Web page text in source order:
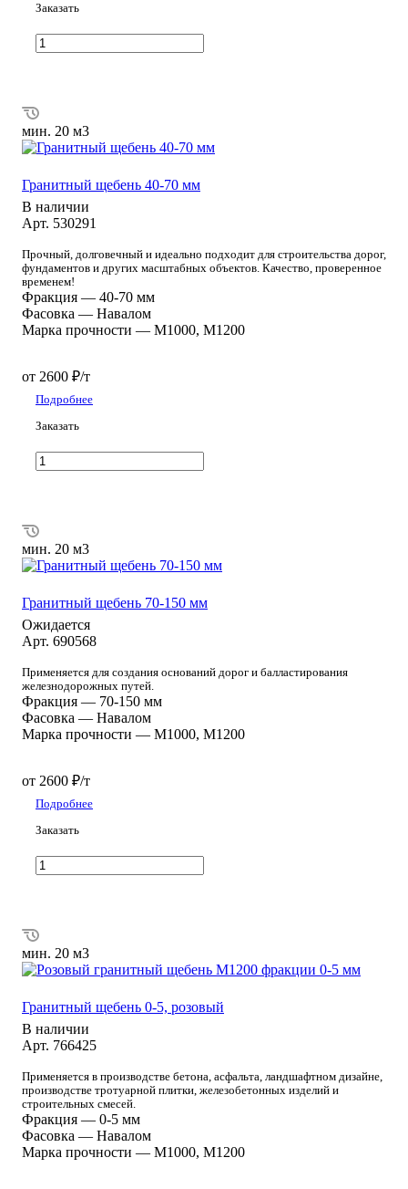
Заказать
мин. 20 м3
Гранитный щебень 40-70 мм
В наличии
Арт. 530291
Прочный, долговечный и идеально подходит для строительства дорог,
фундаментов и других масштабных объектов. Качество, проверенное
временем!
Фракция — 40-70 мм
Фасовка — Навалом
Марка прочности — М1000, М1200
от 2600 ₽/т
Подробнее
Заказать
мин. 20 м3
Гранитный щебень 70-150 мм
Ожидается
Арт. 690568
Применяется для создания оснований дорог и балластирования
железнодорожных путей.
Фракция — 70-150 мм
Фасовка — Навалом
Марка прочности — М1000, М1200
от 2600 ₽/т
Подробнее
Заказать
мин. 20 м3
Гранитный щебень 0-5, розовый
В наличии
Арт. 766425
Применяется в производстве бетона, асфальта, ландшафтном дизайне,
производстве тротуарной плитки, железобетонных изделий и
строительных смесей.
Фракция — 0-5 мм
Фасовка — Навалом
Марка прочности — М1000, М1200